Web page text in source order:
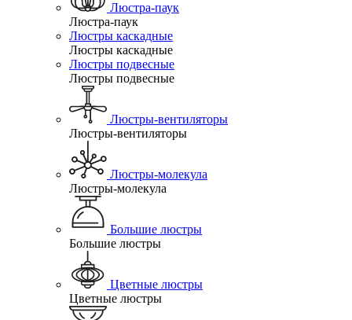
Люстра-паук
Люстра-паук
Люстры каскадные
Люстры каскадные
Люстры подвесные
Люстры подвесные
Люстры-вентиляторы
Люстры-вентиляторы
Люстры-молекула
Люстры-молекула
Большие люстры
Большие люстры
Цветные люстры
Цветные люстры